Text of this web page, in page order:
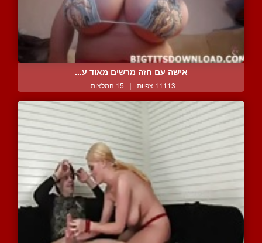
אישה עם חזה מרשים מאוד ע...
11113 צפיות | 15 המלצות